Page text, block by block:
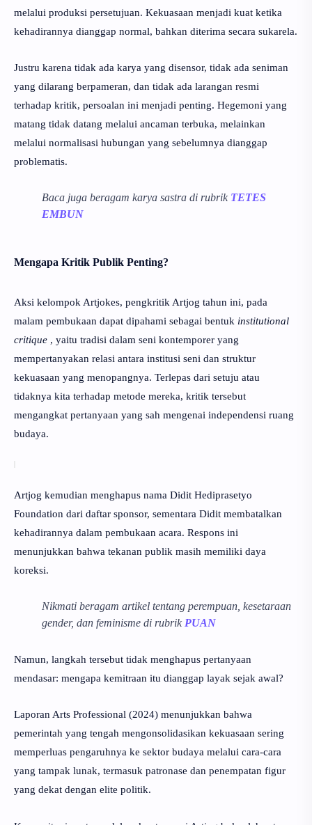
melalui produksi persetujuan. Kekuasaan menjadi kuat ketika
kehadirannya dianggap normal, bahkan diterima secara sukarela.
Justru karena tidak ada karya yang disensor, tidak ada seniman
yang dilarang berpameran, dan tidak ada larangan resmi
terhadap kritik, persoalan ini menjadi penting. Hegemoni yang
matang tidak datang melalui ancaman terbuka, melainkan
melalui normalisasi hubungan yang sebelumnya dianggap
problematis.
Baca juga beragam karya sastra di rubrik TETES
EMBUN
Mengapa Kritik Publik Penting?
Aksi kelompok Artjokes, pengkritik Artjog tahun ini, pada
malam pembukaan dapat dipahami sebagai bentuk institutional
critique , yaitu tradisi dalam seni kontemporer yang
mempertanyakan relasi antara institusi seni dan struktur
kekuasaan yang menopangnya. Terlepas dari setuju atau
tidaknya kita terhadap metode mereka, kritik tersebut
mengangkat pertanyaan yang sah mengenai independensi ruang
budaya.
Artjog kemudian menghapus nama Didit Hediprasetyo
Foundation dari daftar sponsor, sementara Didit membatalkan
kehadirannya dalam pembukaan acara. Respons ini
menunjukkan bahwa tekanan publik masih memiliki daya
koreksi.
Nikmati beragam artikel tentang perempuan, kesetaraan
gender, dan feminisme di rubrik PUAN
Namun, langkah tersebut tidak menghapus pertanyaan
mendasar: mengapa kemitraan itu dianggap layak sejak awal?
Laporan Arts Professional (2024) menunjukkan bahwa
pemerintah yang tengah mengonsolidasikan kekuasaan sering
memperluas pengaruhnya ke sektor budaya melalui cara-cara
yang tampak lunak, termasuk patronase dan penempatan figur
yang dekat dengan elite politik.